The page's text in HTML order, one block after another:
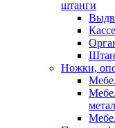
штанги
Ножки,